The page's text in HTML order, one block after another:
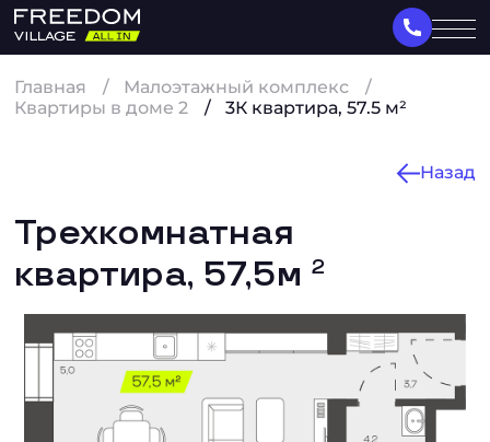
Главная
Малоэтажный комплекс
Квартиры в доме 2
3К квартира, 57.5 м²
Назад
Трехкомнатная
квартира, 57,5м 2